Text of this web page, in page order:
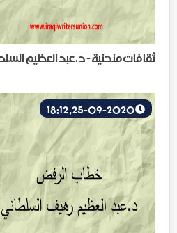
ثقافات منحنية - د.عبد العظيم